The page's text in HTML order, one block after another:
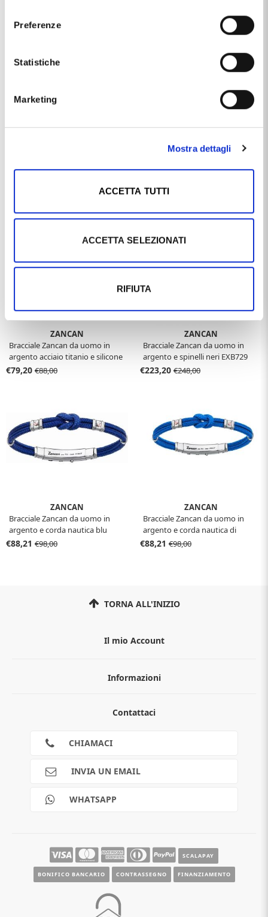
Preferenze
Statistiche
Marketing
Mostra dettagli
ACCETTA TUTTI
ACCETTA SELEZIONATI
RIFIUTA
Ti potrebbe anche interessare
Bracciale da uomo Zancan in
Bracciale Zancan da uomo in
€268,20
ZANCAN
Bracciale Zancan da uomo in
argento acciaio titanio e silicone
ETB 141
€79,20 €88,00
ZANCAN
Bracciale Zancan da uomo in
argento e spinelli neri EXB729
€223,20 €248,00
ZANCAN
Bracciale Zancan da uomo in
argento e corda nautica blu
€88,21 €98,00
ZANCAN
Bracciale Zancan da uomo in
argento e corda nautica di
colore azzurro
€88,21 €98,00
TORNA ALL'INIZIO
Il mio Account
Informazioni
Guida all'acquisto
Scalapay
Contattaci
CHIAMACI
INVIA UN EMAIL
WHATSAPP
SCALAPAY
BONIFICO BANCARIO CONTRASSEGNO FINANZIAMENTO